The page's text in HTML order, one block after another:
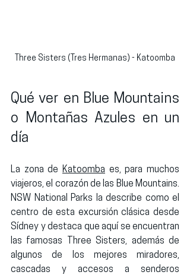
Three Sisters (Tres Hermanas) - Katoomba
Qué ver en Blue Mountains
o Montañas Azules en un
día
La zona de Katoomba es, para muchos
viajeros, el corazón de las Blue Mountains.
NSW National Parks la describe como el
centro de esta excursión clásica desde
Sídney y destaca que aquí se encuentran
las famosas
Three Sisters, además de
algunos de los mejores miradores,
cascadas y accesos a senderos